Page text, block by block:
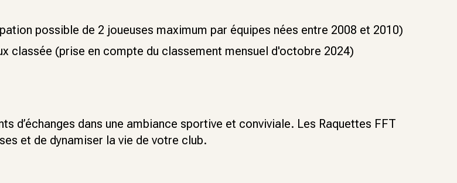
possible de 2 joueuses maximum par équipes nées entre 2008 et 2010)
classée (prise en compte du classement mensuel d'octobre 2024)
d’échanges dans une ambiance sportive et conviviale. Les Raquettes FFT
et de dynamiser la vie de votre club.